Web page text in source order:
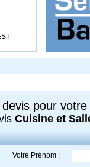
pour votre
Cuisine et
Votre Prénom :